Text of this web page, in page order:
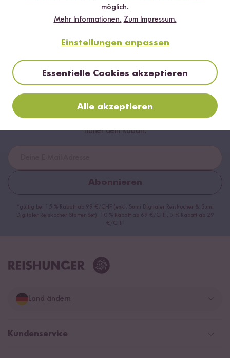
15 % Willkommensrabatt*
erste Bestellung. Hierbei gilt: Je voller dein Warenkorb, desto
höher dein Rabatt.
Abonnieren
*gültig bei 15 % Rabatt ab 99 €/CHF (exkl. Sumi Digitaler Reiskocher & Sumi
Digitaler Reiskocher Starter Set), 10 % Rabatt ab 69 €/CHF, 5 % Rabatt ab 29
€/CHF
Land ändern
Deutschland
Kundenservice
möglich.
Mehr Informationen. Zum Impressum.
Einstellungen anpassen
Essentielle Cookies akzeptieren
Alle akzeptieren